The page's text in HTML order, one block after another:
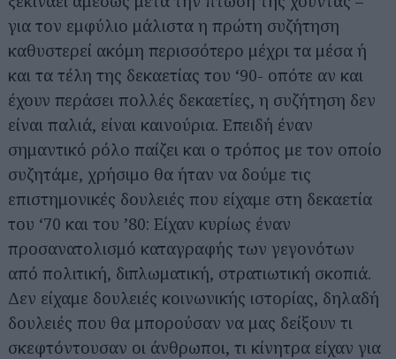
για τον εμφύλιο μάλιστα η πρώτη συζήτηση
καθυστερεί ακόμη περισσότερο μέχρι τα μέσα ή
και τα τέλη της δεκαετίας του ‘90- οπότε αν και
έχουν περάσει πολλές δεκαετίες, η συζήτηση δεν
είναι παλιά, είναι καινούρια. Επειδή έναν
σημαντικό ρόλο παίζει και ο τρόπος με τον οποίο
συζητάμε, χρήσιμο θα ήταν να δούμε τις
επιστημονικές δουλειές που είχαμε στη δεκαετία
του ‘70 και του ’80: Είχαν κυρίως έναν
προσανατολισμό καταγραφής των γεγονότων
από πολιτική, διπλωματική, στρατιωτική σκοπιά.
Δεν είχαμε δουλειές κοινωνικής ιστορίας, δηλαδή
δουλειές που θα μπορούσαν να μας δείξουν τι
σκεφτόντουσαν οι άνθρωποι, τι κίνητρα είχαν για